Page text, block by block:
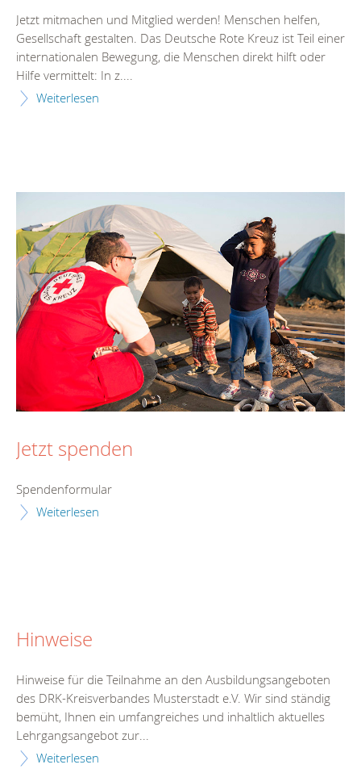
Jetzt mitmachen und Mitglied werden! Menschen helfen,
Gesellschaft gestalten. Das Deutsche Rote Kreuz ist Teil einer
internationalen Bewegung, die Menschen direkt hilft oder
Hilfe vermittelt: In z....
Weiterlesen
Jetzt spenden
Spendenformular
Weiterlesen
Hinweise
Hinweise für die Teilnahme an den Ausbildungsangeboten
des DRK-Kreisverbandes Musterstadt e.V. Wir sind ständig
bemüht, Ihnen ein umfangreiches und inhaltlich aktuelles
Lehrgangsangebot zur...
Weiterlesen